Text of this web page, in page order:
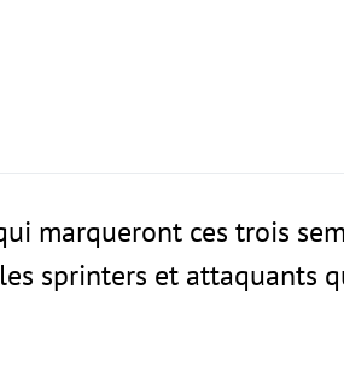
marqueront ces trois
sprinters et attaquants